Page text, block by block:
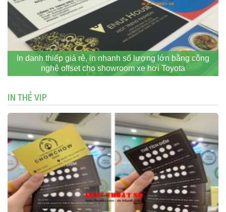
In danh thiếp giá rẻ, in nhanh số lượng lớn bằng công
nghệ offset cho showroom xe hơi Toyota
IN THẺ VIP